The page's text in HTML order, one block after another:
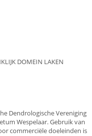
DOMEIN LAKEN
Dendrologische Vereniging
Wespelaar. Gebruik van
commerciële doeleinden is